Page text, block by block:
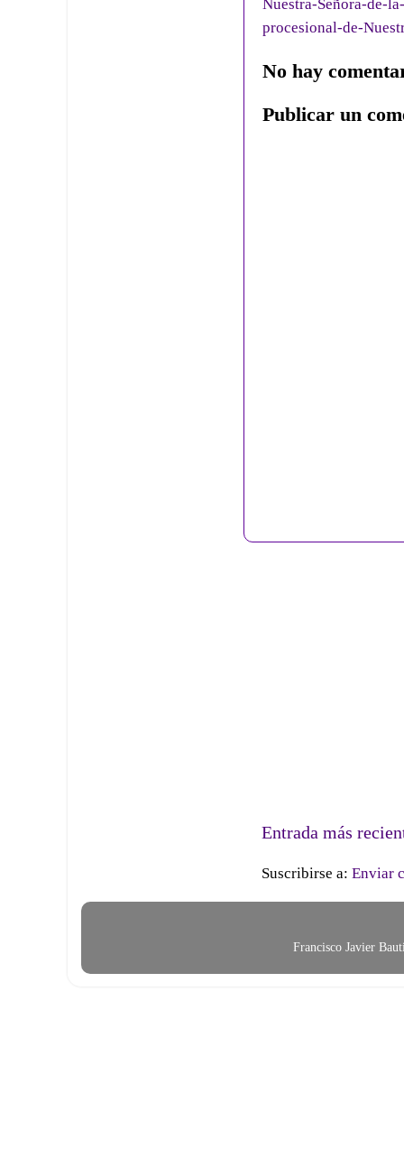
Nuestra-Señora-de-
procesional-de-
No hay
Publicar un
Entrada más
Suscribirse a: Enviar
Francisco Javier